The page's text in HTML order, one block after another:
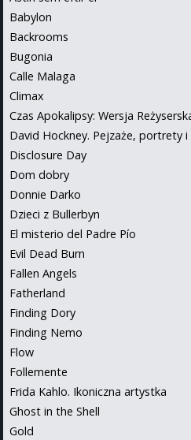
Babylon
Backrooms
Bugonia
Calle Malaga
Climax
Czas Apokalipsy: Wersja
David Hockney. Pejzaże, portrety
Disclosure Day
Dom dobry
Donnie Darko
Dzieci z Bullerbyn
El misterio del Padre Pío
Evil Dead Burn
Fallen Angels
Fatherland
Finding Dory
Finding Nemo
Flow
Follemente
Frida Kahlo. Ikoniczna artystka
Ghost in the Shell
Gold